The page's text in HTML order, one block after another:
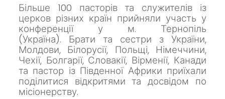
Більше 100 пасторів та служителів із
церков різних країн прийняли участь у
конференції у м. Тернопіль
(Україна). Брати та сестри з України,
Молдови, Білорусії, Польщі, Німеччини,
Чехії, Болгарії, Словакії, Вірменії, Канади
та пастор із Південної Африки приїхали
поділитися відкритями та досвідом по
місіонерству.